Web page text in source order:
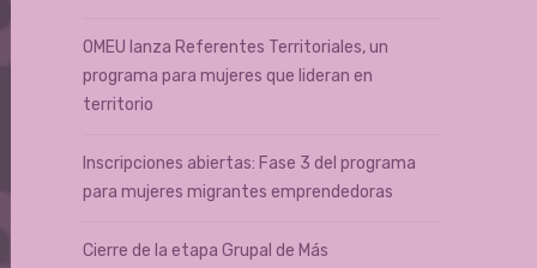
OMEU lanza Referentes Territoriales, un
programa para mujeres que lideran en
territorio
Inscripciones abiertas: Fase 3 del programa
para mujeres migrantes emprendedoras
Cierre de la etapa Grupal de Más